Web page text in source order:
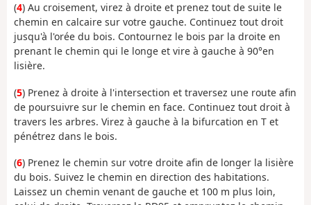
(4) Au croisement, virez à droite et prenez tout de suite le
chemin en calcaire sur votre gauche. Continuez tout droit
jusqu'à l'orée du bois. Contournez le bois par la droite en
prenant le chemin qui le longe et vire à gauche à 90°en
lisière.
(5) Prenez à droite à l'intersection et traversez une route afin
de poursuivre sur le chemin en face. Continuez tout droit à
travers les arbres. Virez à gauche à la bifurcation en T et
pénétrez dans le bois.
(6) Prenez le chemin sur votre droite afin de longer la lisière
du bois. Suivez le chemin en direction des habitations.
Laissez un chemin venant de gauche et 100 m plus loin,